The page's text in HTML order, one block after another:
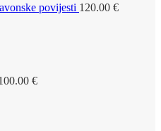
povijesti 120.00 €
€